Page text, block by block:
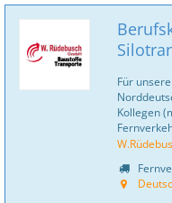
Für
Kollegen